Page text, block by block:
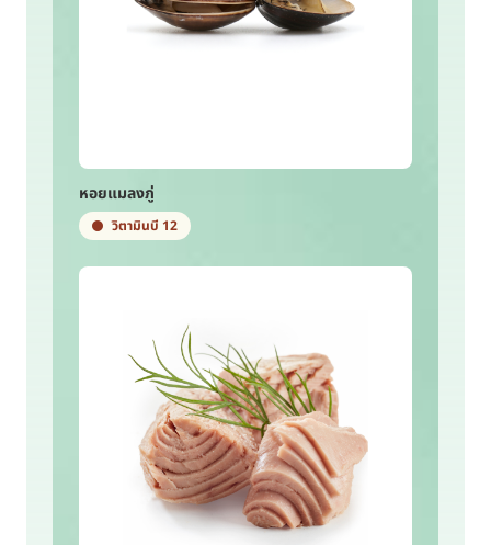
หอยแมลงภู่
วิตามินบี 12